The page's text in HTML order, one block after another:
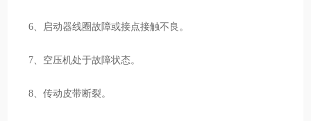
6、启动器线圈故障或接点接触不良。
7、空压机处于故障状态。
8、传动皮带断裂。